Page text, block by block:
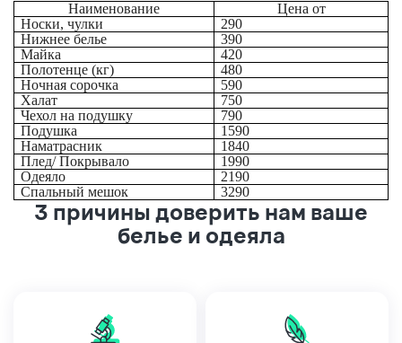
Наименование
Цена от
Носки, чулки
290
Нижнее белье
390
Майка
420
Полотенце (кг)
480
Ночная сорочка
590
Халат
750
Чехол на подушку
790
Подушка
1590
Наматрасник
1840
Плед/ Покрывало
1990
Одеяло
2190
Спальный мешок
3290
3 причины доверить нам ваше
белье и одеяла